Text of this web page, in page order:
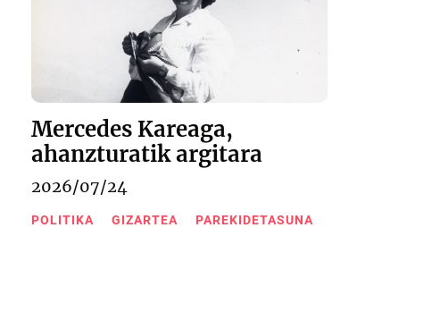
Mercedes Kareaga,
ahanzturatik argitara
2026/07/24
POLITIKA GIZARTEA PAREKIDETASUNA